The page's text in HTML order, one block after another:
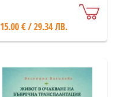
15.00 € / 29.34 ЛВ.